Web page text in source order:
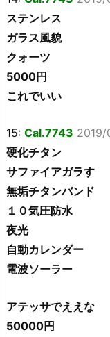
ステンレス
ガラス風貌
クォーツ
5000円
これでいい
15: Cal.7743 2019/
硬化チタン
サファイアガラす
無垢チタンバンド
１０気圧防水
夜光
自動カレンダー
電波ソーラー
アテッサでええな
50000円